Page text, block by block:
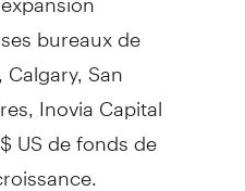
bureaux de
San
Inovia Capital
US de fonds de